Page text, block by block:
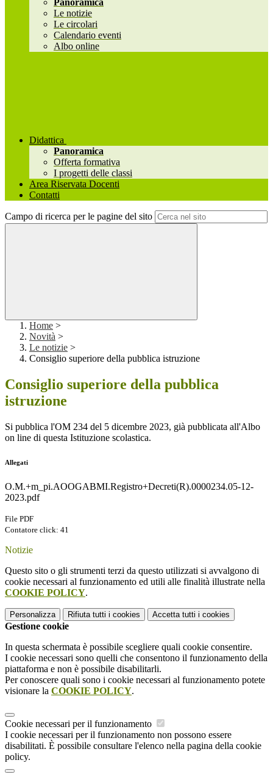
Panoramica
Le notizie
Le circolari
Calendario eventi
Albo online
Didattica
Panoramica
Offerta formativa
I progetti delle classi
Area Riservata Docenti
Contatti
Campo di ricerca per le pagine del sito
Home >
Novità >
Le notizie >
Consiglio superiore della pubblica istruzione
Consiglio superiore della pubblica
istruzione
Si pubblica l'OM 234 del 5 dicembre 2023, già pubblicata all'Albo
on line di questa Istituzione scolastica.
Allegati
O.M.+m_pi.AOOGABMI.Registro+Decreti(R).0000234.05-12-
2023.pdf
File PDF
Contatore click: 41
Notizie
Questo sito o gli strumenti terzi da questo utilizzati si avvalgono di
cookie necessari al funzionamento ed utili alle finalità illustrate nella
COOKIE POLICY.
Personalizza Rifiuta tutti i cookies Accetta tutti i cookies
Gestione cookie
In questa schermata è possibile scegliere quali cookie consentire.
I cookie necessari sono quelli che consentono il funzionamento della
piattaforma e non è possibile disabilitarli.
Per conoscere quali sono i cookie necessari al funzionamento potete
visionare la COOKIE POLICY.
Cookie necessari per il funzionamento
I cookie necessari per il funzionamento non possono essere
disabilitati. È possibile consultare l'elenco nella pagina della cookie
policy.